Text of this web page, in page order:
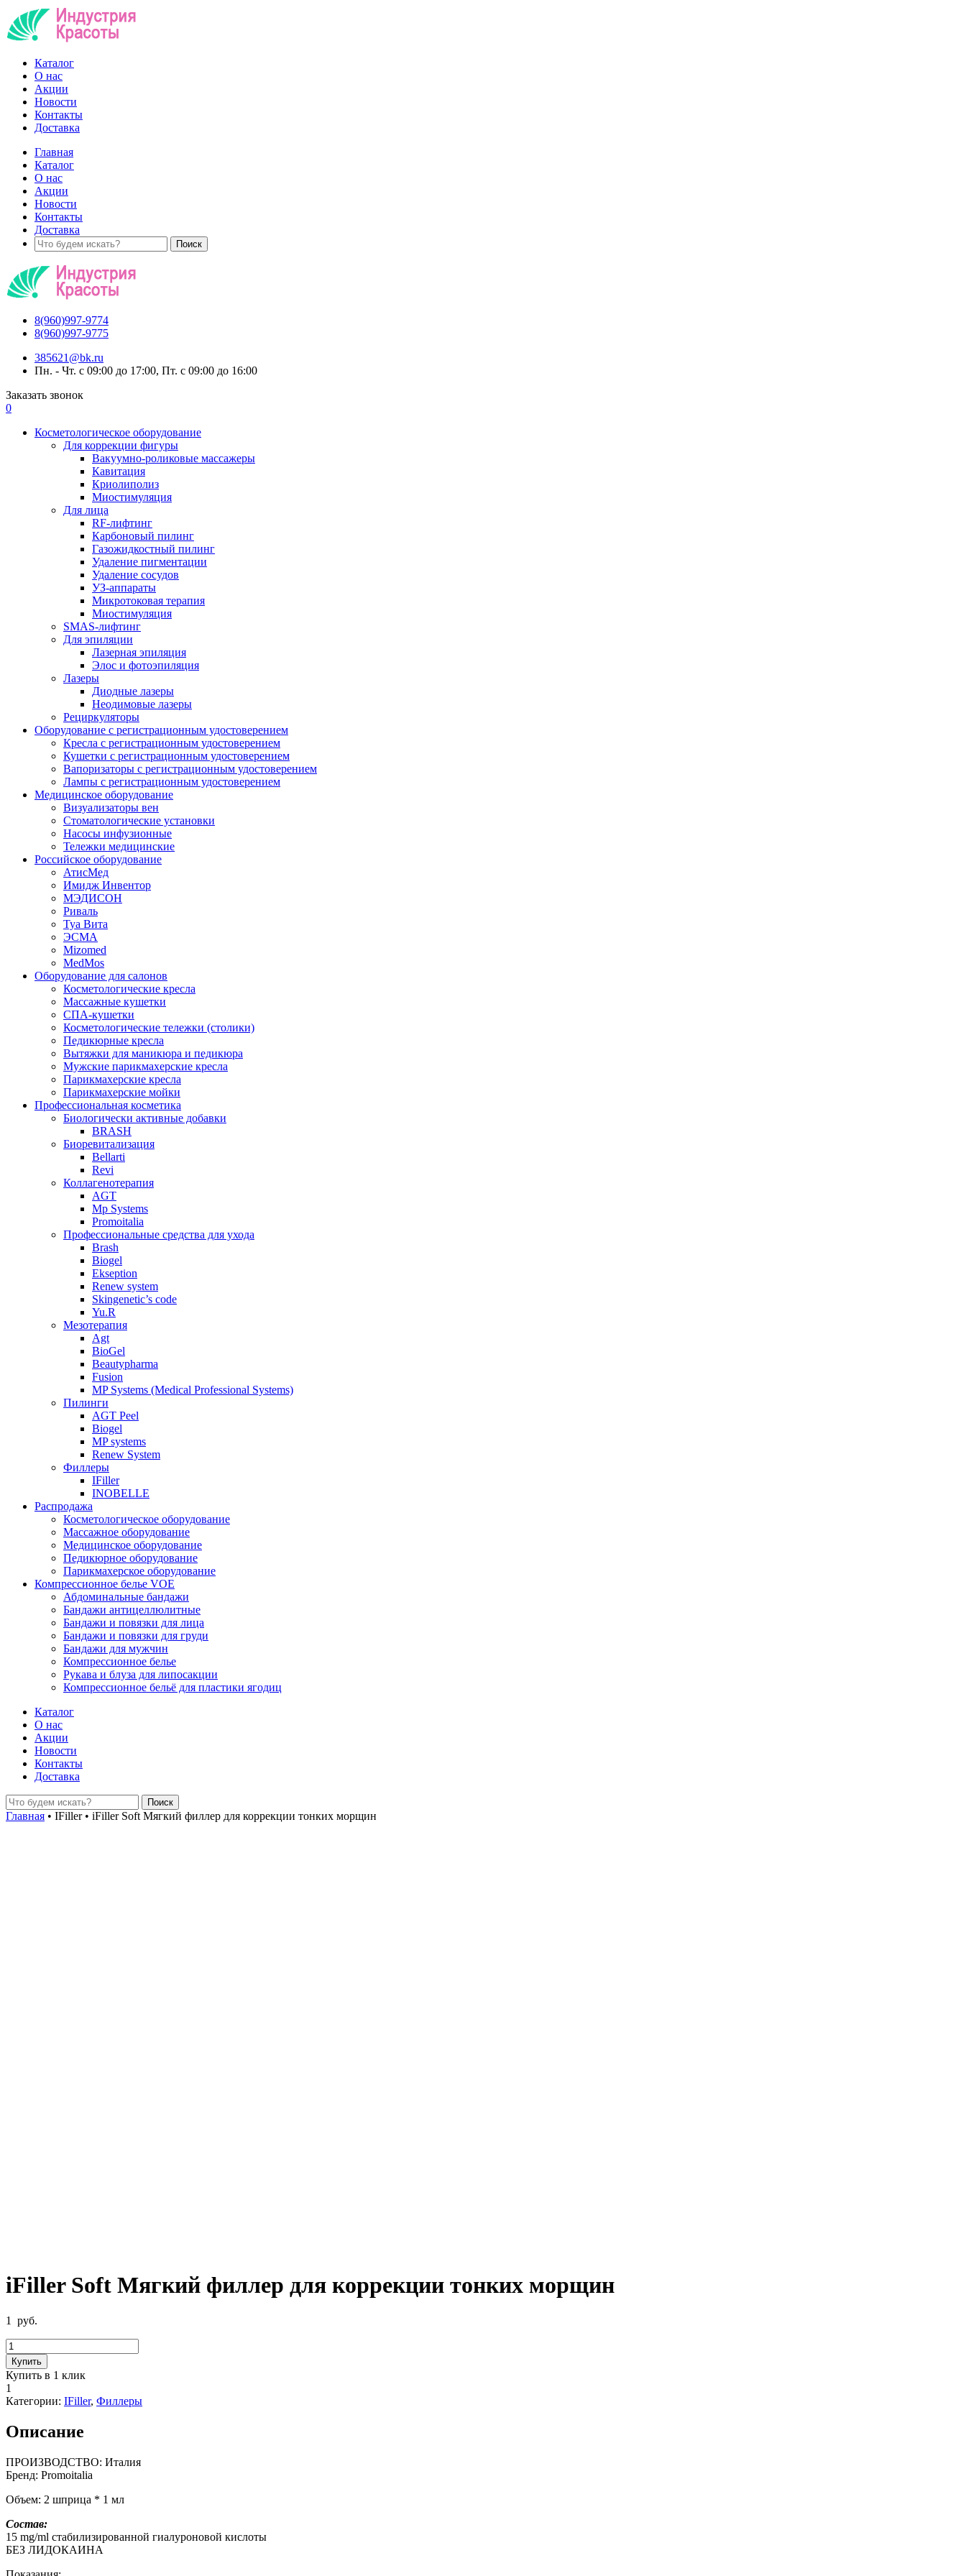
Каталог
О нас
Акции
Новости
Контакты
Доставка
Главная
Каталог
О нас
Акции
Новости
Контакты
Доставка
8(960)997-9774
8(960)997-9775
385621@bk.ru
Пн. - Чт. с 09:00 до 17:00, Пт. с 09:00 до 16:00
Заказать звонок
0
Косметологическое оборудование
Для коррекции фигуры
Вакуумно-роликовые массажеры
Кавитация
Криолиполиз
Миостимуляция
Для лица
RF-лифтинг
Карбоновый пилинг
Газожидкостный пилинг
Удаление пигментации
Удаление сосудов
УЗ-аппараты
Микротоковая терапия
Миостимуляция
SMAS-лифтинг
Для эпиляции
Лазерная эпиляция
Элос и фотоэпиляция
Лазеры
Диодные лазеры
Неодимовые лазеры
Рециркуляторы
Оборудование с регистрационным удостоверением
Кресла с регистрационным удостоверением
Кушетки с регистрационным удостоверением
Вапоризаторы с регистрационным удостоверением
Лампы с регистрационным удостоверением
Медицинское оборудование
Визуализаторы вен
Стоматологические установки
Насосы инфузионные
Тележки медицинские
Российское оборудование
АтисМед
Имидж Инвентор
МЭДИСОН
Риваль
Туа Вита
ЭСМА
Mizomed
MedMos
Оборудование для салонов
Косметологические кресла
Массажные кушетки
СПА-кушетки
Косметологические тележки (столики)
Педикюрные кресла
Вытяжки для маникюра и педикюра
Мужские парикмахерские кресла
Парикмахерские кресла
Парикмахерские мойки
Профессиональная косметика
Биологически активные добавки
BRASH
Биоревитализация
Bellarti
Revi
Коллагенотерапия
AGT
Mp Systems
Promoitalia
Профессиональные средства для ухода
Brash
Biogel
Ekseption
Renew system
Skingenetic’s code
Yu.R
Мезотерапия
Agt
BioGel
Beautypharma
Fusion
MP Systems (Medical Professional Systems)
Пилинги
AGT Peel
Biogel
MP systems
Renew System
Филлеры
IFiller
INOBELLE
Распродажа
Косметологическое оборудование
Массажное оборудование
Медицинское оборудование
Педикюрное оборудование
Парикмахерское оборудование
Компрессионное белье VOE
Абдоминальные бандажи
Бандажи антицеллюлитные
Бандажи и повязки для лица
Бандажи и повязки для груди
Бандажи для мужчин
Компрессионное белье
Рукава и блуза для липосакции
Компрессионное бельё для пластики ягодиц
Каталог
О нас
Акции
Новости
Контакты
Доставка
Главная • IFiller • iFiller Soft Мягкий филлер для коррекции тонких морщин
iFiller Soft Мягкий филлер для коррекции тонких морщин
1
руб.
Количество
товара
iFiller
Soft
Мягкий
филлер
коррекции
морщин
Купить
Купить в 1 клик
1
Категории: IFiller, Филлеры
Описание
ПРОИЗВОДСТВО: Италия
Бренд: Promoitalia
Объем: 2 шприца * 1 мл
Состав:
15 mg/ml стабилизированной гиалуроновой кислоты
БЕЗ ЛИДОКАИНА